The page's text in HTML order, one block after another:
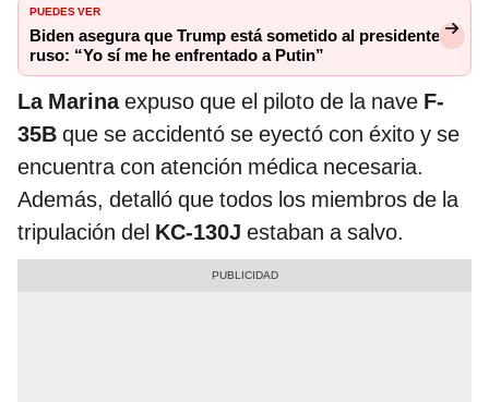
PUEDES VER
Biden asegura que Trump está sometido al presidente
ruso: “Yo sí me he enfrentado a Putin”
La Marinaexpuso que el piloto de la nave F-
35B que se accidentó se eyectó con éxito y se
encuentra con atención médica necesaria.
Además, detalló que todos los miembros de la
tripulación del KC-130J estaban a salvo.